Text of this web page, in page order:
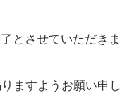
とさせていただきま
ますようお願い申し